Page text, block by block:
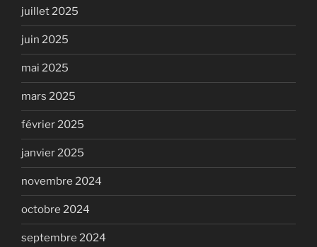
juillet 2025
juin 2025
mai 2025
mars 2025
février 2025
janvier 2025
novembre 2024
octobre 2024
septembre 2024